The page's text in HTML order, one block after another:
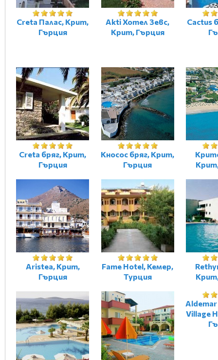
Creta Палас, Крит,
Гърция
Akti Хотел Зевс,
Крит, Гърция
Cactus
Creta бряг, Крит,
Гърция
Кносос бряг, Крит,
Гърция
Aristea, Крит,
Гърция
Fame Hotel, Кемер,
Турция
Aldemar
Village